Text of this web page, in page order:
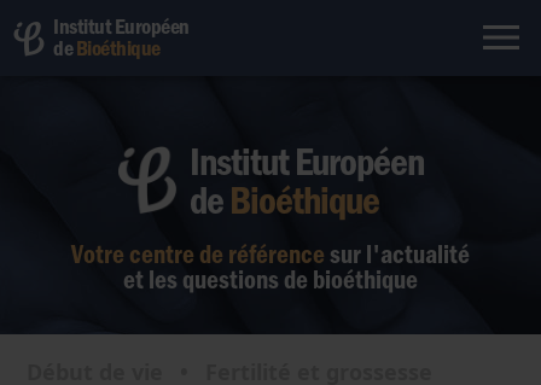
Institut Européen
deBioéthique
Votre centre de référence sur l'actualité
et les questions de bioéthique
Institut Européen
deBioéthique